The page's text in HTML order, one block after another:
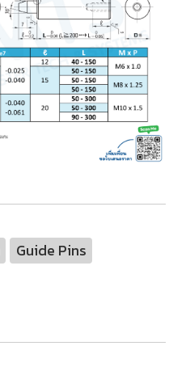
Guide Pins